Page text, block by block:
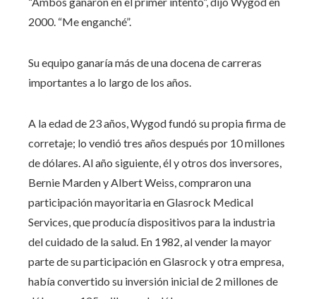
2000. “Me enganché”.
Su equipo ganaría más de una docena de carreras
importantes a lo largo de los años.
A la edad de 23 años, Wygod fundó su propia firma de
corretaje; lo vendió tres años después por 10 millones
de dólares. Al año siguiente, él y otros dos inversores,
Bernie Marden y Albert Weiss, compraron una
participación mayoritaria en Glasrock Medical
Services, que producía dispositivos para la industria
del cuidado de la salud. En 1982, al vender la mayor
parte de su participación en Glasrock y otra empresa,
había convertido su inversión inicial de 2 millones de